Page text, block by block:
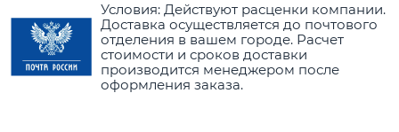
Условия: Действуют расценки компании.
Доставка осуществляется до почтового
отделения в вашем городе. Расчет
стоимости и сроков доставки
производится менеджером после
оформления заказа.